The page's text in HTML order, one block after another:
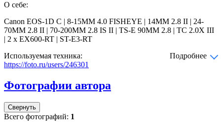
О себе:
Canon EOS-1D С | 8-15MM 4.0 FISHEYE | 14MM 2.8 II | 24-
70MM 2.8 II | 70-200MM 2.8 IS II | TS-E 90MM 2.8 | TC 2.0X III
| 2 x EX600-RT | ST-E3-RT
Используемая техника:
Подробнее
https://foto.ru/users/246301
Фотографии автора
Свернуть
Всего фотографий: 1